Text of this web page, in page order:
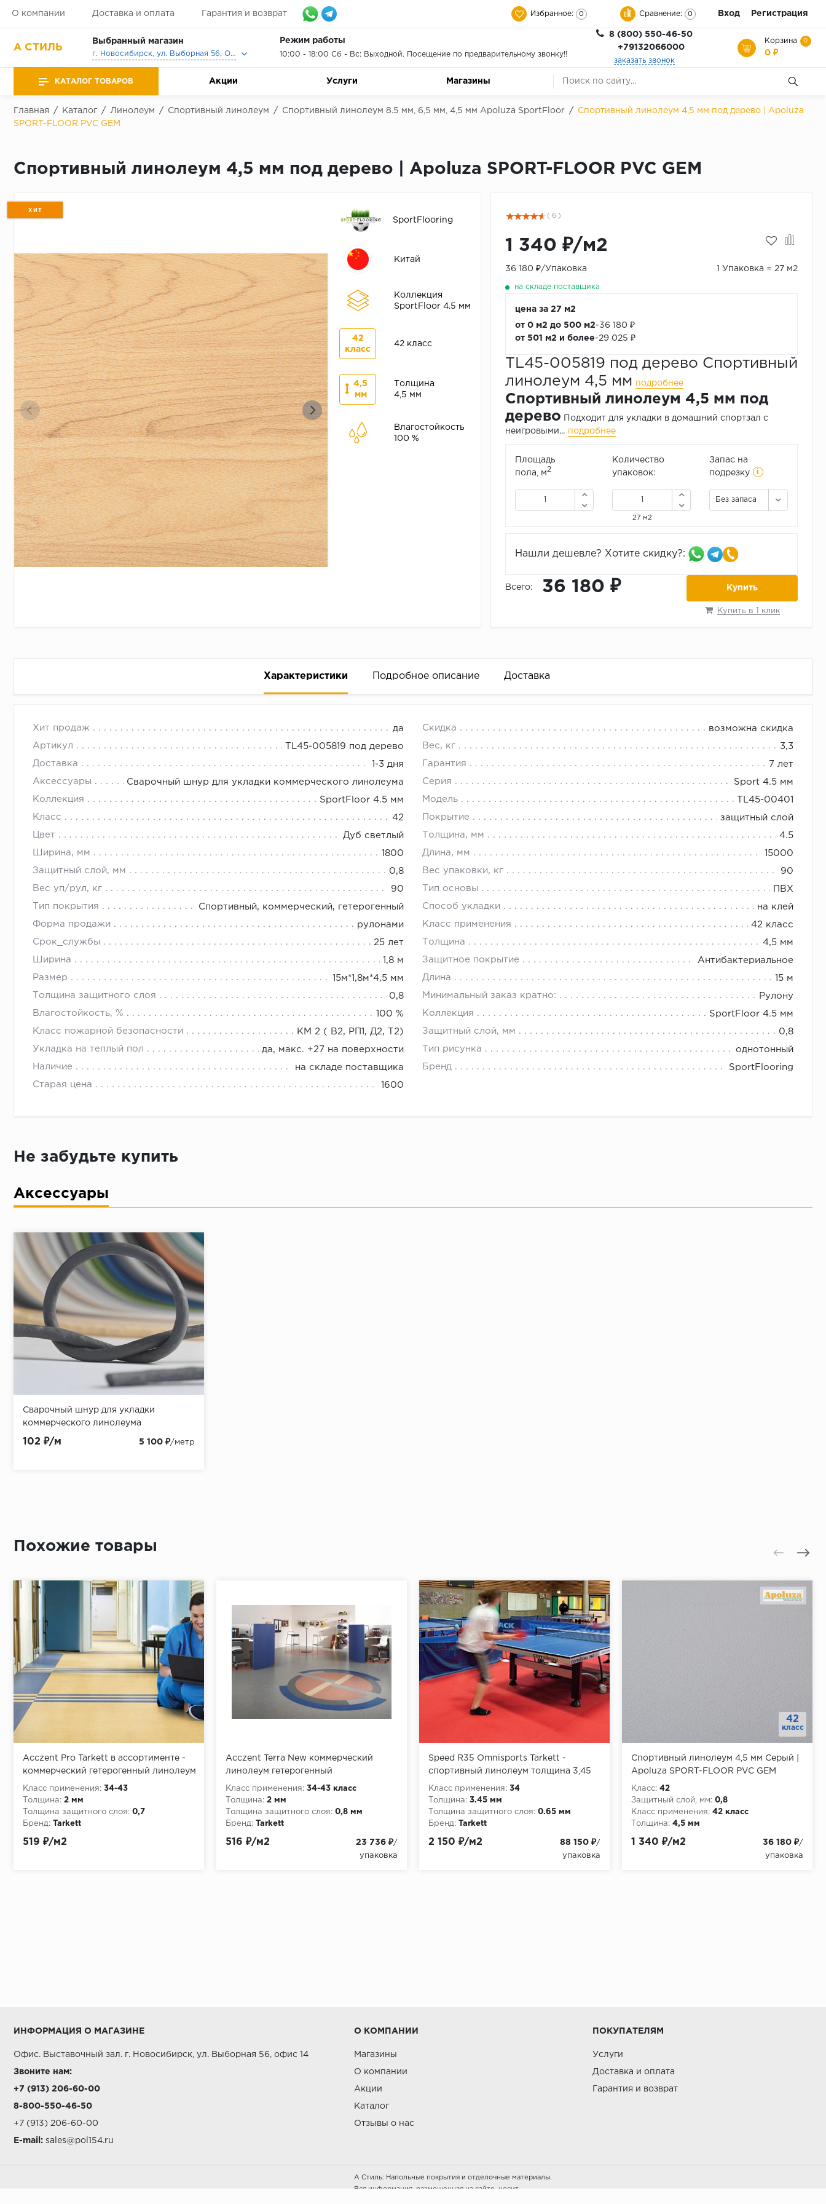
О компании Доставка и оплата Гарантия и возврат Избранное: 0 Сравнение: 0 Вход Регистрация
А СТИЛЬ
Выбранный магазин
г. Новосибирск, ул. Выборная 56, Офис, Выставочный зал
Режим работы
10:00 - 18:00 Сб - Вс: Выходной. Посещение по предварительному звонку!!
8 (800) 550-46-50
+79132066000
заказать звонок
Корзина 0
0 ₽
КАТАЛОГ ТОВАРОВ Акции Услуги Магазины
Главная / Каталог / Линолеум / Спортивный линолеум / Спортивный линолеум 8.5 мм, 6,5 мм, 4,5 мм Apoluza SportFloor /
Спортивный линолеум 4,5 мм под дерево | Apoluza
SPORT-FLOOR PVC GEM
Спортивный линолеум 4,5 мм под дерево | Apoluza SPORT-FLOOR PVC GEM
ХИТ
SportFlooring
Китай
Коллекция
SportFloor 4.5 мм
42
класс
42 класс
4,5
мм
Толщина
4,5 мм
Влагостойкость
100 %
( 6 )
1 340 ₽/м2
36 180 ₽/Упаковка 1 Упаковка = 27 м2
на складе поставщика
цена за 27 м2
от 0 м2 до 500 м2-36 180 ₽
от 501 м2 и более-29 025 ₽
TL45-005819 под дерево Спортивный
линолеум 4,5 мм
подробнее
Спортивный линолеум 4,5 мм под
дерево
Подходит для укладки в домашний спортзал с
неигровыми... подробнее
Площадь
пола, м2
Количество
упаковок:
27 м2
Запас на
подрезку
i
Без запаса
Нашли дешевле? Хотите скидку?:
Всего: 36 180 ₽ Купить
Купить в 1 клик
Характеристики Подробное описание Доставка
Хит продаж да Скидка возможна скидка
Артикул TL45-005819 под дерево Вес, кг 3,3
Доставка 1-3 дня Гарантия 7 лет
Аксессуары Сварочный шнур для укладки коммерческого линолеума Серия Sport 4.5 мм
Коллекция SportFloor 4.5 мм Модель TL45-00401
Класс 42 Покрытие защитный слой
Цвет Дуб светлый Толщина, мм 4.5
Ширина, мм 1800 Длина, мм 15000
Защитный слой, мм 0,8 Вес упаковки, кг 90
Вес уп/рул, кг 90 Тип основы ПВХ
Тип покрытия Спортивный, коммерческий, гетерогенный Способ укладки на клей
Форма продажи рулонами Класс применения 42 класс
Срок_службы 25 лет Толщина 4,5 мм
Ширина 1,8 м Защитное покрытие Антибактериальное
Размер 15м*1,8м*4,5 мм Длина 15 м
Толщина защитного слоя 0,8 Минимальный заказ кратно: Рулону
Влагостойкость, % 100 % Коллекция SportFloor 4.5 мм
Класс пожарной безопасности КМ 2 ( В2, РП1, Д2, Т2) Защитный слой, мм 0,8
Укладка на теплый пол да, макс. +27 на поверхности Тип рисунка однотонный
Наличие на складе поставщика Бренд SportFlooring
Старая цена 1600
Не забудьте купить
Аксессуары
Сварочный шнур для укладки
коммерческого линолеума
102 ₽/м 5 100 ₽/метр
Похожие товары
Acczent Pro Tarkett в ассортименте -
коммерческий гетерогенный линолеум
Класс применения: 34-43
Толщина: 2 мм
Толщина защитного слоя: 0,7
Бренд:
Tarkett
519 ₽/м2
Acczent Terra New коммерческий
линолеум гетерогенный
Класс применения: 34-43 класс
Толщина: 2 мм
Толщина защитного слоя: 0,8 мм
Бренд:
Tarkett
516 ₽/м2 23 736 ₽/
упаковка
Speed R35 Omnisports Tarkett -
спортивный линолеум толщина 3,45
мм
Класс применения: 34
Толщина: 3.45 мм
Толщина защитного слоя: 0.65 мм
Бренд:
Tarkett
2 150 ₽/м2 88 150 ₽/
упаковка
42
класс
Спортивный линолеум 4,5 мм Серый |
Apoluza SPORT-FLOOR PVC GEM
Класс: 42
Защитный слой, мм: 0,8
Класс применения: 42 класс
Толщина: 4,5 мм
Защитный слой, мм:
1 340 ₽/м2 36 180 ₽/
упаковка
ИНФОРМАЦИЯ О МАГАЗИНЕ
Офис. Выставочный зал. г. Новосибирск, ул. Выборная 56, офис 14
Звоните нам:
+7 (913) 206-60-00
8-800-550-46-50
+7 (913) 206-60-00
E-mail: sales@pol154.ru
О КОМПАНИИ
Магазины
О компании
Акции
Каталог
Отзывы о нас
ПОКУПАТЕЛЯМ
Услуги
Доставка и оплата
Гарантия и возврат
А Стиль: Напольные покрытия и отделочные материалы.
Вся информация, размещенная на сайте, носит